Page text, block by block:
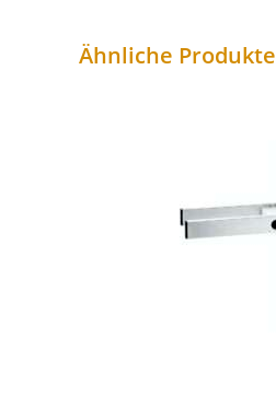
Ähnliche Produkte